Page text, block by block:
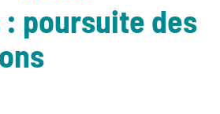
: poursuite des